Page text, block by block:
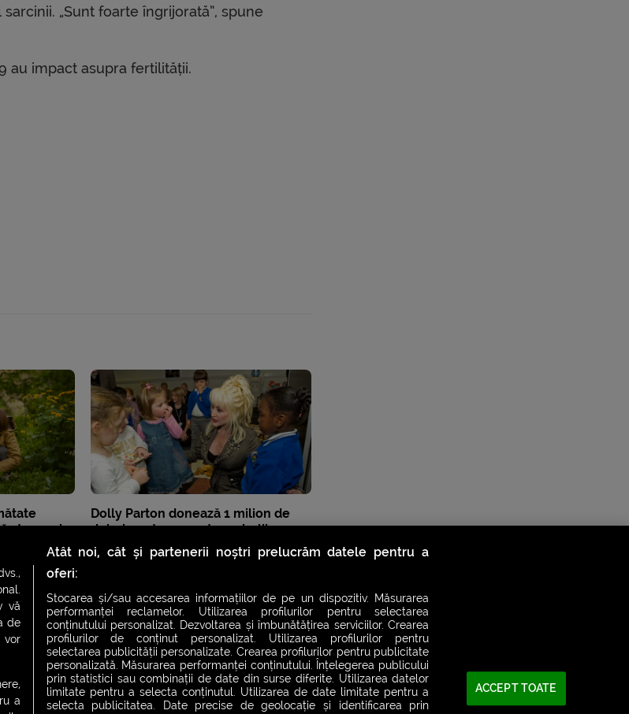
„Sunt foarte îngrijorată”, spune
au impact asupra fertilității.
stea mai
Dolly Parton donează 1 milion de
dolari pentru cercetarea bolilor
infecțioase la copiii cu cancer
vă
de
vor
a
Atât noi, cât și partenerii noștri prelucrăm datele pentru a
oferi:
Stocarea și/sau accesarea informațiilor de pe un dispozitiv. Măsurarea
performanței reclamelor. Utilizarea profilurilor pentru selectarea
conținutului personalizat. Dezvoltarea și îmbunătățirea serviciilor. Crearea
profilurilor de conținut personalizat. Utilizarea profilurilor pentru
selectarea publicității personalizate. Crearea profilurilor pentru publicitate
personalizată. Măsurarea performanței conținutului. Înțelegerea publicului
prin statistici sau combinații de date din surse diferite. Utilizarea datelor
limitate pentru a selecta conținutul. Utilizarea de date limitate pentru a
selecta publicitatea. Date precise de geolocație și identificarea prin
ACCEPT TOATE